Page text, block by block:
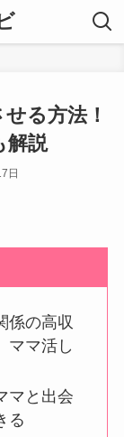
る方法！
解説
日
係の高収
ママ活し
マと出会
る